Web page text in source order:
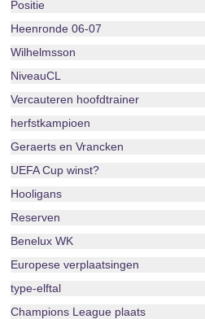
Positie
Heenronde 06-07
Wilhelmsson
NiveauCL
Vercauteren hoofdtrainer
herfstkampioen
Geraerts en Vrancken
UEFA Cup winst?
Hooligans
Reserven
Benelux WK
Europese verplaatsingen
type-elftal
Champions League plaats